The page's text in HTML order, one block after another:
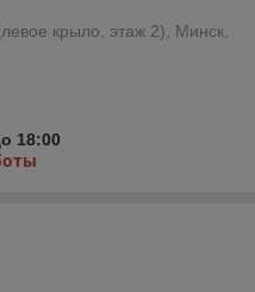
крыло, этаж 2), Минск,
18:00